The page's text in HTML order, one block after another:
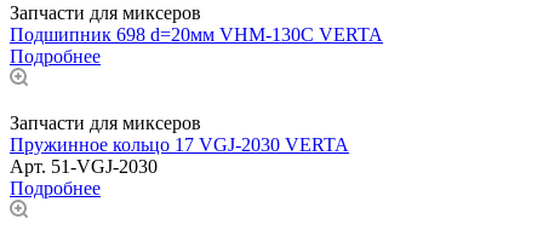
Запчасти для миксеров
Подшипник 698 d=20мм VHM-130C VERTA
Подробнее
Запчасти для миксеров
Пружинное кольцо 17 VGJ-2030 VERTA
Арт. 51-VGJ-2030
Подробнее